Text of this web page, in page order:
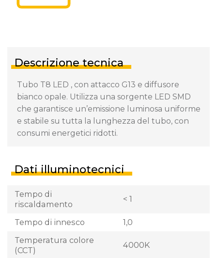
Descrizione tecnica
Tubo T8 LED , con attacco G13 e diffusore
bianco opale. Utilizza una sorgente LED SMD
che garantisce un’emissione luminosa uniforme
e stabile su tutta la lunghezza del tubo, con
consumi energetici ridotti.
Dati illuminotecnici
Tempo di
riscaldamento
< 1
Tempo di innesco
1,0
Temperatura colore
(CCT)
4000K